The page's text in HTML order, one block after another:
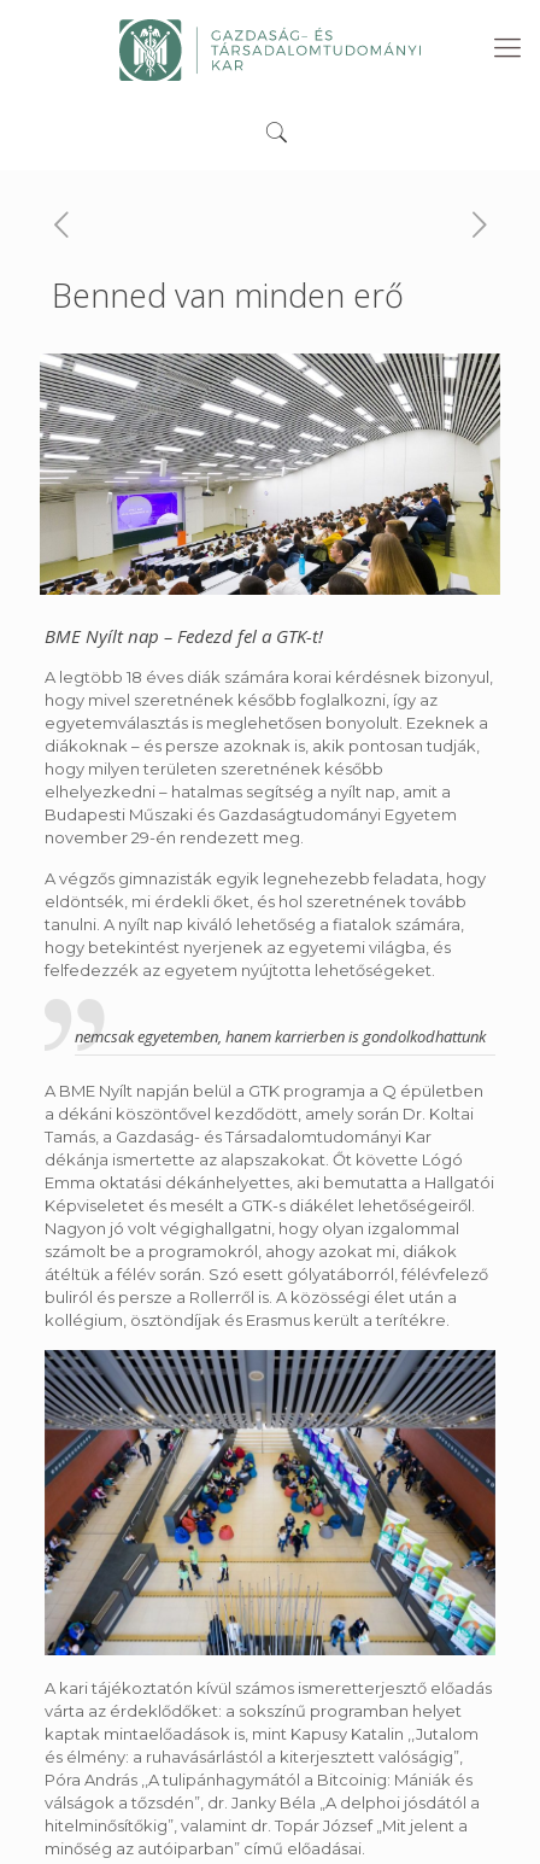
Benned van minden erő
BME Nyílt nap – Fedezd fel a GTK-t!
A legtöbb 18 éves diák számára korai kérdésnek bizonyul,
hogy mivel szeretnének később foglalkozni, így az
egyetemválasztás is meglehetősen bonyolult. Ezeknek a
diákoknak – és persze azoknak is, akik pontosan tudják,
hogy milyen területen szeretnének később
elhelyezkedni – hatalmas segítség a nyílt nap, amit a
Budapesti Műszaki és Gazdaságtudományi Egyetem
november 29-én rendezett meg.
A végzős gimnazisták egyik legnehezebb feladata, hogy
eldöntsék, mi érdekli őket, és hol szeretnének tovább
tanulni. A nyílt nap kiváló lehetőség a fiatalok számára,
hogy betekintést nyerjenek az egyetemi világba, és
felfedezzék az egyetem nyújtotta lehetőségeket.
nemcsak egyetemben, hanem karrierben is gondolkodhattunk
A BME Nyílt napján belül a GTK programja a Q épületben
a dékáni köszöntővel kezdődött, amely során Dr. Koltai
Tamás, a Gazdaság- és Társadalomtudományi Kar
dékánja ismertette az alapszakokat. Őt követte Lógó
Emma oktatási dékánhelyettes, aki bemutatta a Hallgatói
Képviseletet és mesélt a GTK-s diákélet lehetőségeiről.
Nagyon jó volt végighallgatni, hogy olyan izgalommal
számolt be a programokról, ahogy azokat mi, diákok
átéltük a félév során. Szó esett gólyatáborról, félévfelező
buliról és persze a Rollerről is. A közösségi élet után a
kollégium, ösztöndíjak és Erasmus került a terítékre.
A kari tájékoztatón kívül számos ismeretterjesztő előadás
várta az érdeklődőket: a sokszínű programban helyet
kaptak mintaelőadások is, mint Kapusy Katalin ,,Jutalom
és élmény: a ruhavásárlástól a kiterjesztett valóságig”,
Póra András ,,A tulipánhagymától a Bitcoinig: Mániák és
válságok a tőzsdén”, dr. Janky Béla „A delphoi jósdától a
hitelminősítőkig”, valamint dr. Topár József „Mit jelent a
minőség az autóiparban” című előadásai.